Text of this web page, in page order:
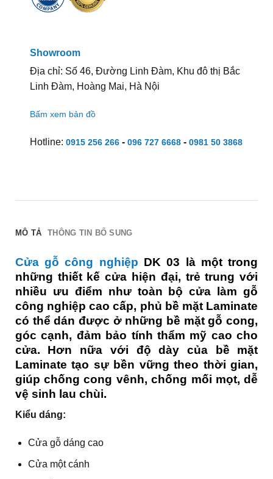
Showroom
Địa chỉ: Số 46, Đường Linh Đàm, Khu đô thị Bắc
Linh Đàm, Hoàng Mai, Hà Nội
Bấm xem bản đồ
Hotline: 0915 256 266- 096 727 6668- 0981 50 3868
MÔ TẢ THÔNG TIN BỔ SUNG
Cửa gỗ công nghiệp DK 03 là một trong
những thiết kế cửa hiện đại, trẻ trung với
nhiều ưu điểm như toàn bộ cửa làm gỗ
công nghiệp cao cấp, phủ bề mặt Laminate
có thể dán được ở những bề mặt gỗ cong,
góc cạnh, đảm bảo tính thẩm mỹ cao cho
cửa. Hơn nữa với độ dày của bề mặt
Laminate tạo sự bền vững theo thời gian,
giúp chống cong vênh, chống mối mọt, dễ
vệ sinh lau chùi.
Kiểu dáng:
Cửa gỗ dáng cao
Cửa một cánh